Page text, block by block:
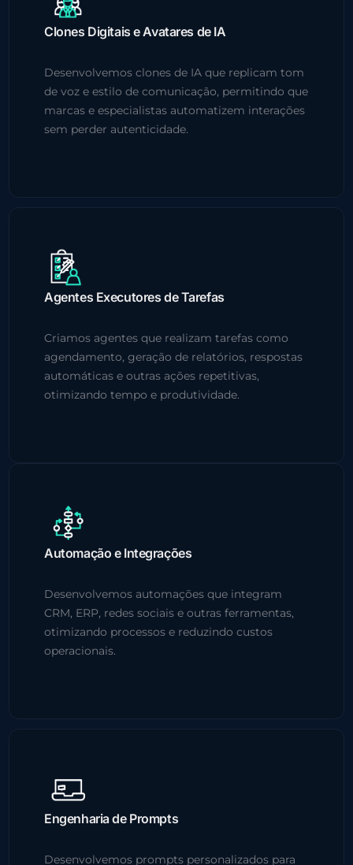
Clones Digitais e Avatares de IA
Desenvolvemos clones de IA que replicam tom
de voz e estilo de comunicação, permitindo que
marcas e especialistas automatizem interações
sem perder autenticidade.
Agentes Executores de Tarefas
Criamos agentes que realizam tarefas como
agendamento, geração de relatórios, respostas
automáticas e outras ações repetitivas,
otimizando tempo e produtividade.
Automação e Integrações
Desenvolvemos automações que integram
CRM, ERP, redes sociais e outras ferramentas,
otimizando processos e reduzindo custos
operacionais.
Engenharia de Prompts
Desenvolvemos prompts personalizados para